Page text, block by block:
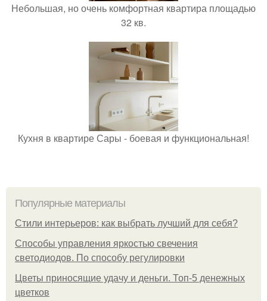
Небольшая, но очень комфортная квартира площадью
32 кв.
Кухня в квартире Сары - боевая и функциональная!
Популярные материалы
Стили интерьеров: как выбрать лучший для себя?
Способы управления яркостью свечения
светодиодов. По способу регулировки
Цветы приносящие удачу и деньги. Топ-5 денежных
цветков